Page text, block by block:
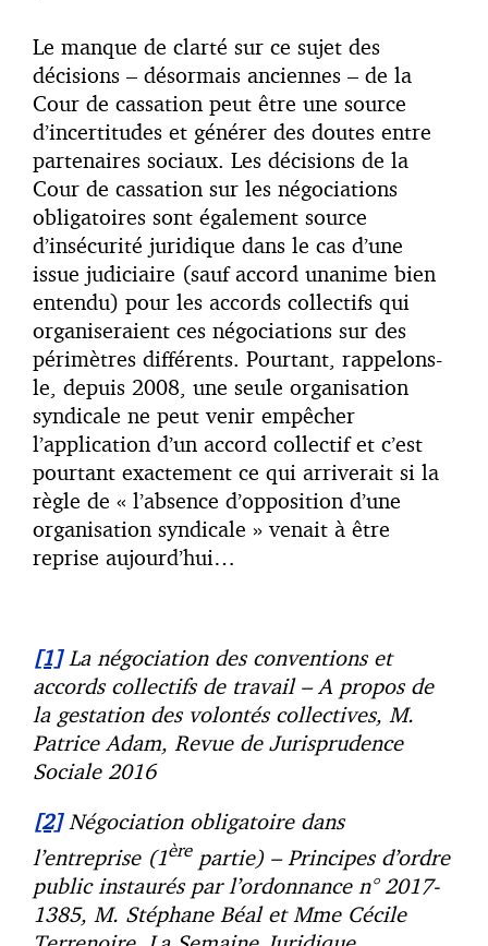
Le manque de clarté sur ce sujet des
décisions – désormais anciennes – de la
Cour de cassation peut être une source
d’incertitudes et générer des doutes entre
partenaires sociaux. Les décisions de la
Cour de cassation sur les négociations
obligatoires sont également source
d’insécurité juridique dans le cas d’une
issue judiciaire (sauf accord unanime bien
entendu) pour les accords collectifs qui
organiseraient ces négociations sur des
périmètres différents. Pourtant, rappelons-
le, depuis 2008, une seule organisation
syndicale ne peut venir empêcher
l’application d’un accord collectif et c’est
pourtant exactement ce qui arriverait si la
règle de « l’absence d’opposition d’une
organisation syndicale » venait à être
reprise aujourd’hui…
[1]La négociation des conventions et
accords collectifs de travail – A propos de
la gestation des volontés collectives, M.
Patrice Adam, Revue de Jurisprudence
Sociale 2016
[2]Négociation obligatoire dans
l’entreprise (1èrepartie) – Principes d’ordre
public instaurés par l’ordonnance n° 2017-
1385, M. Stéphane Béal et Mme Cécile